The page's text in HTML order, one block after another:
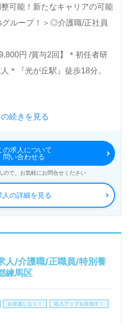
希望エリアでお探しします】
雇用形態：正社員
を担当コンサルタントへお伝
せも遠慮なくお願いします。
、将来的に検討の方も遠慮な
どご希望に応じてお問い合
転職相談、求人紹介、年収交
＞"転職支援"のプロと一緒に
可能！新たなキャリアの可能
ループ！＞◎介護職/正社員
円 /賞与2回】＊初任者研
＊『光が丘駅』徒歩18分。
ト型/全室個室）『タムスさく
の運営です。東京都、埼玉
、クリニック、訪問看護/介
事業を展開されています。グ
んしん』と『まごころ』。医
の柱でご支援されている法人
いと笑顔あふれる未来を歩
のコンサルタントがあなたの
ある方をお迎えします。特別
続きを見る
人の詳細を見る
の求人について
問い合わせる
ので、お気軽にお問合せください
人/介護職/正職員/特別養
練馬区
お見逃しなく！ 収入アップを目指す！